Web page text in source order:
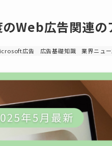
のWeb広告関連
広告 広告基礎知識 業界ニュー